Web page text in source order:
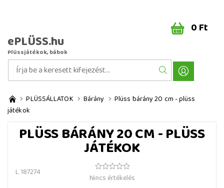
ePLÜSS.hu
Plüssjátékok, bábok
0 Ft
PLÜSSÁLLATOK Bárány
Plüss bárány 20 cm - plüss
játékok
PLÜSS BÁRÁNY 20 CM - PLÜSS
JÁTÉKOK
L 187274
Nincs értékelés